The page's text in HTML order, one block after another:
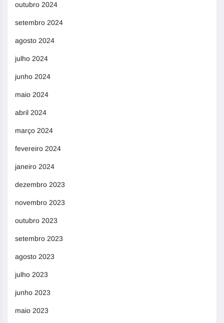
outubro 2024
setembro 2024
agosto 2024
julho 2024
junho 2024
maio 2024
abril 2024
março 2024
fevereiro 2024
janeiro 2024
dezembro 2023
novembro 2023
outubro 2023
setembro 2023
agosto 2023
julho 2023
junho 2023
maio 2023